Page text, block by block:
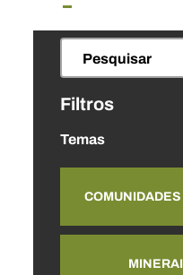
Filtros
Temas